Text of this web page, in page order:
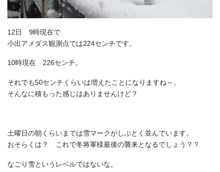
12日 9時現在で
小出アメダス観測点では224センチです。
10時現在 226センチ。
それでも50センチくらいは増えたことになりますね～。
そんなに積もった感じはありませんけど？
土曜日の朝くらいまでは雪マークがしぶとく並んでいます。
おそらくは？ これで冬将軍様最後の襲来となるでしょう？？
なごり雪というレベルではないな。